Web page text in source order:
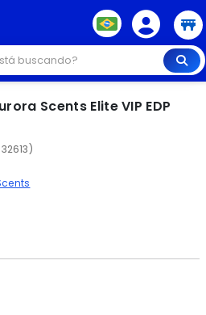
Scents Elite VIP EDP